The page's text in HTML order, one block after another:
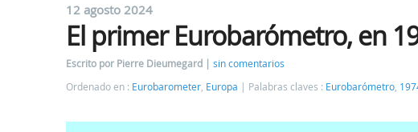
12 agosto 2024
El primer Eurobarómetro, en
Escrito por Pierre Dieumegard
sin comentarios
Ordenado en : Eurobarometer Europa Palabras claves : Eurobarómetro